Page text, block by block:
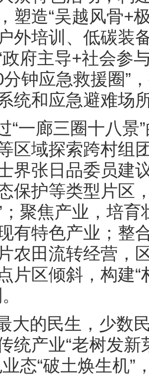
塑造“吴越风骨+
外培训、低碳装
府主导+社会参
分钟应急救援圈”
统和应急避难场
“一廊三圈十八景
区域探索跨村组
界张日品委员建
保护等类型片区
；聚焦产业，培
有特色产业；整
农田流转经营，
片区倾斜，构建
大的民生，少数
统产业“老树发新
态“破土焕生机